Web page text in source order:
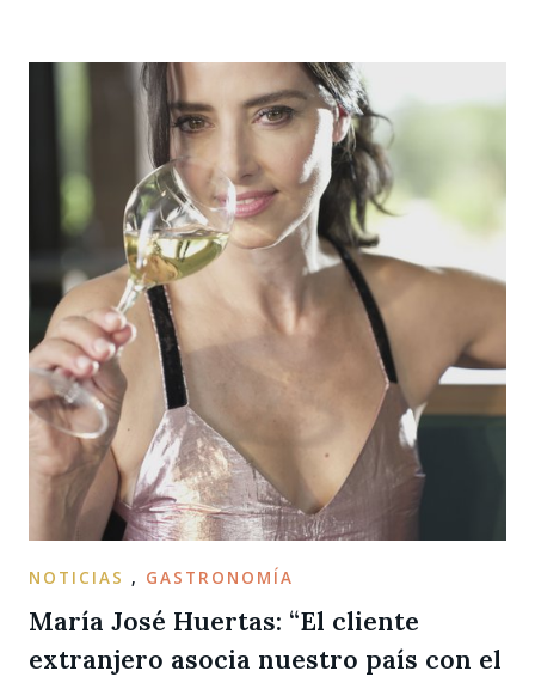
NOTICIAS , GASTRONOMÍA
María José Huertas: “El cliente
extranjero asocia nuestro país con el